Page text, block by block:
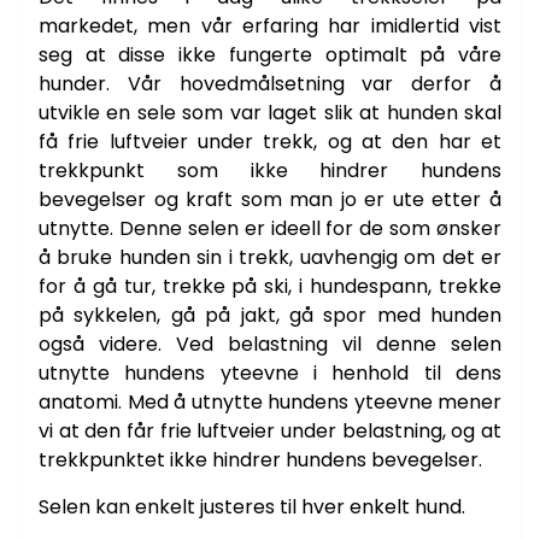
ingen hunder er like lange i ryggen. • Løkken skal ligge på
korsryggen. Det viser seg at faren for å få
belastningsskader for eksempel i form av forkalkning i
ryggen, øker dersom trekkpunktet blir for langt opp på
ryggen, eller for langt bak på ryggen. Dette fordi
hunden er mye sterkere i korsryggen enn hva den er
hvis trekkpunktet er på ryggen (korsryggen fungerer
som en demper). • Det er veldig viktig å bruke god tid
på å justere reimene slik at det er lik lengde på dem og
at de ligger riktig på hundens rygg. Husk også å tre
reimene dobbelt gjennom spenna. • Eller er det viktig å
skylle selen etter bruk, da vil den holde seg lenger. •
Strikkene på siden justeres etter hundens brystkasse.
Den skal justeres slik at den har effekt ved at den drar
frontstykket ned, uten at den strammer for mye. Trykk
her for å se flere trekkseler!
markedet, men vår erfaring har imidlertid vist
seg at disse ikke fungerte optimalt på våre
hunder. Vår hovedmålsetning var derfor å
utvikle en sele som var laget slik at hunden skal
få frie luftveier under trekk, og at den har et
trekkpunkt som ikke hindrer hundens
bevegelser og kraft som man jo er ute etter å
utnytte. Denne selen er ideell for de som ønsker
å bruke hunden sin i trekk, uavhengig om det er
for å gå tur, trekke på ski, i hundespann, trekke
på sykkelen, gå på jakt, gå spor med hunden
også videre. Ved belastning vil denne selen
utnytte hundens yteevne i henhold til dens
anatomi. Med å utnytte hundens yteevne mener
vi at den får frie luftveier under belastning, og at
trekkpunktet ikke hindrer hundens bevegelser.
Selen kan enkelt justeres til hver enkelt hund.